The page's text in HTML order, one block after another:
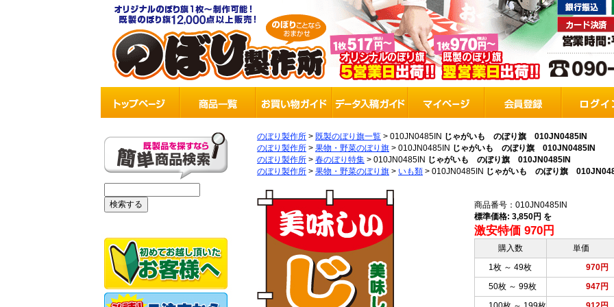
のぼり製作所 > 既製のぼり旗一覧 > 010JN0485IN じゃがいも のぼり旗 010JN0485IN
のぼり製作所 > 果物・野菜のぼり旗 > 010JN0485IN じゃがいも のぼり旗 010JN0485IN
のぼり製作所 > 春のぼり特集 > 010JN0485IN じゃがいも のぼり旗 010JN0485IN
のぼり製作所 > 果物・野菜のぼり旗 > いも類 > 010JN0485IN じゃがいも のぼり旗
商品番号：010JN0485IN
標準価格: 3,850円 を
激安特価 970円
購入数
単価
1枚 ～ 49枚
970円
50枚 ～ 99枚
947円